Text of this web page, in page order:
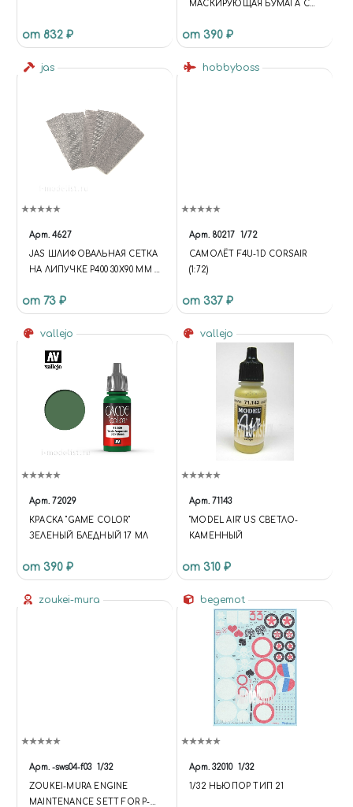
от 832 ₽
МАСКИРУЮЩАЯ БУМАГА C
РАЗМЕТКОЙ, 5 ЛИСТОВ
от 390 ₽
jas
Арт. 4627
JAS ШЛИФОВАЛЬНАЯ СЕТКА
НА ЛИПУЧКЕ P400 30X90 ММ 6
от 73 ₽
hobbyboss
Арт. 80217 1/72
САМОЛЁТ F4U-1D CORSAIR
(1:72)
от 337 ₽
vallejo
Арт. 72029
КРАСКА "GAME COLOR"
ЗЕЛЕНЫЙ БЛЕДНЫЙ 17 МЛ
от 390 ₽
vallejo
Арт. 71143
"MODEL AIR" US СВЕТЛО-
КАМЕННЫЙ
от 310 ₽
zoukei-mura
Арт. -sws04-f03 1/32
ZOUKEI-MURA ENGINE
MAINTENANCE SETT FOR P-
begemot
Арт. 32010 1/32
1/32 НЬЮПОР ТИП 21